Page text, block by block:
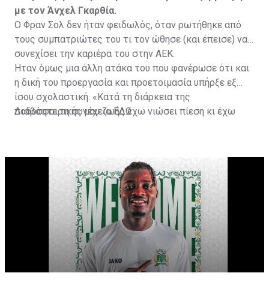
με τον Άνχελ Γκαρθία.
Ο Φραν Σολ δεν ήταν φειδωλός, όταν ρωτήθηκε από
τους συμπατριώτες του τι τον ώθησε (και έπεισε) να
συνεχίσει την καριέρα του στην ΑΕΚ.
Ήταν όμως μια άλλη ατάκα του που φανέρωσε ότι και
η δική του προεργασία και προετοιμασία υπήρξε εξ
ίσου σχολαστική. «Κατά τη διάρκεια της
ποδοσφαιρικής μου ζωής έχω νιώσει πίεση κι έχω
Διαβάστε τη συνέχειαΕΔΩ